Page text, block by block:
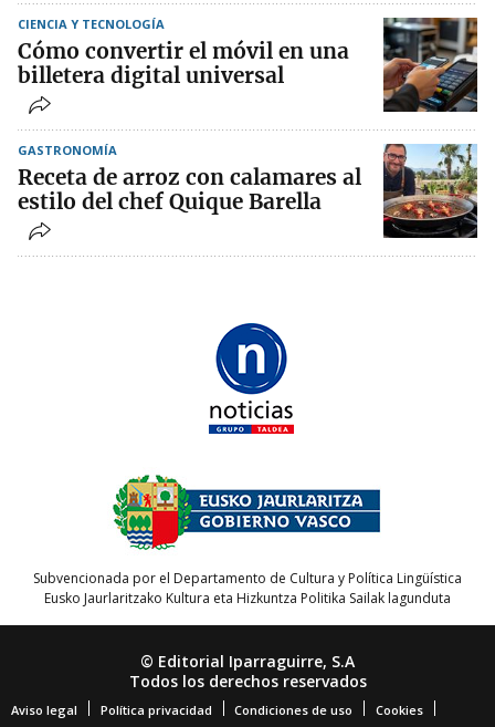
CIENCIA Y TECNOLOGÍA
Cómo convertir el móvil en una
billetera digital universal
GASTRONOMÍA
Receta de arroz con calamares al
estilo del chef Quique Barella
Subvencionada por el Departamento de Cultura y Política Lingüística
Eusko Jaurlaritzako Kultura eta Hizkuntza Politika Sailak lagunduta
© Editorial Iparraguirre, S.A
Todos los derechos reservados
Aviso legal Política privacidad Condiciones de uso Cookies